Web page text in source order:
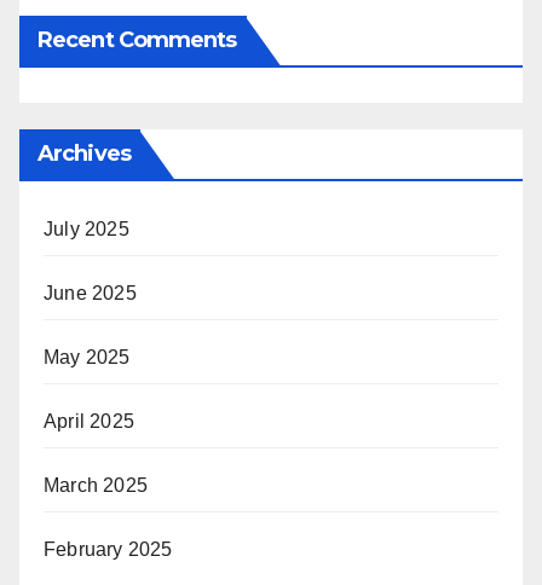
Recent Comments
Archives
July 2025
June 2025
May 2025
April 2025
March 2025
February 2025